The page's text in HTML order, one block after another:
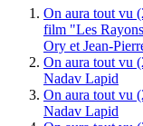
On aura tout vu
film "Les
Ory et Jean-
On aura tout vu
Nadav Lapid
On aura tout vu
Nadav Lapid